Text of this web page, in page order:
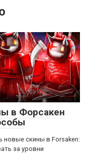
в Форсакен
новые скины в Forsaken:
за уровни